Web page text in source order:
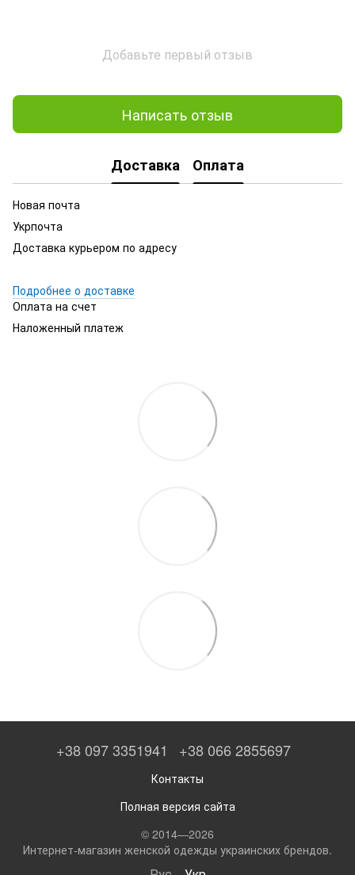
Добавьте первый отзыв
Написать отзыв
Доставка Оплата
Новая почта
Укрпочта
Доставка курьером по адресу
Подробнее о доставке
Оплата на счет
Наложенный платеж
+38 097 3351941 +38 066 2855697
Контакты
Полная версия сайта
© 2014—2026
Интернет-магазин женской одежды украинских брендов.